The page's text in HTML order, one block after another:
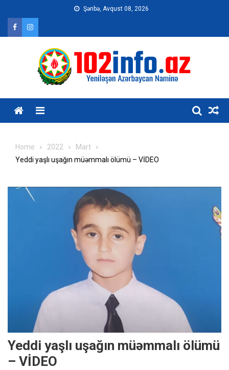
content
Şənbə, Avqust 08, 2026
Home 2022
Mart
Yeddi yaşlı uşağın müəmmalı ölümü – VİDEO
Yeddi yaşlı uşağın müəmmalı ölümü
– VİDEO